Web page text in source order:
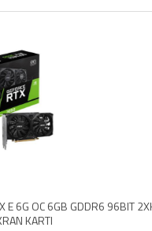
6GB GDDR6 96BIT 2XHDMI